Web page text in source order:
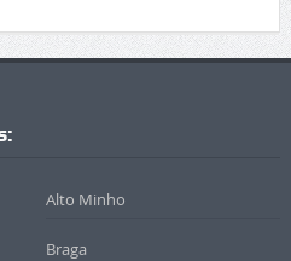
Alto Minho
Braga